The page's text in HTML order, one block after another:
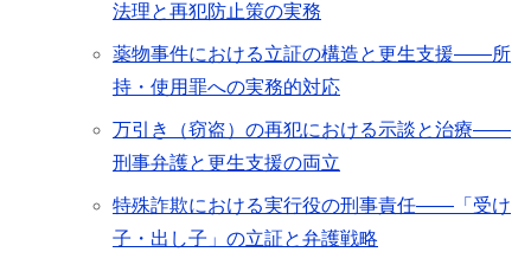
法理と再犯防止策の実務
薬物事件における立証の構造と更生支援――所
持・使用罪への実務的対応
万引き（窃盗）の再犯における示談と治療――
刑事弁護と更生支援の両立
特殊詐欺における実行役の刑事責任――「受け
子・出し子」の立証と弁護戦略